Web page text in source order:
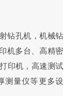
钻孔机，机械钻
机多台、高精密
印机，高速测试
测量仪等更多设